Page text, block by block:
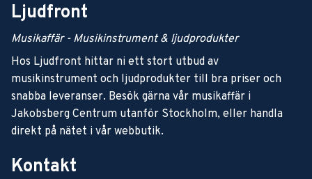
Ljudfront
Musikaffär - Musikinstrument & ljudprodukter
Hos Ljudfront hittar ni ett stort utbud av
musikinstrument och ljudprodukter till bra priser och
snabba leveranser. Besök gärna vår musikaffär i
Jakobsberg Centrum utanför Stockholm, eller handla
direkt på nätet i vår webbutik.
Kontakt